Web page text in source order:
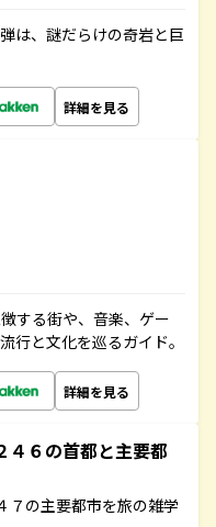
は、謎だらけの奇岩と巨
詳細を見る
する街や、音楽、ゲー
行と文化を巡るガイド。
詳細を見る
６の首都と主要都
７の主要都市を旅の雑学